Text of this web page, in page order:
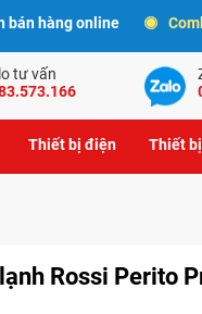
bán hàng online
tư vấn
Thiết bị điện Thiết
Rossi Perito